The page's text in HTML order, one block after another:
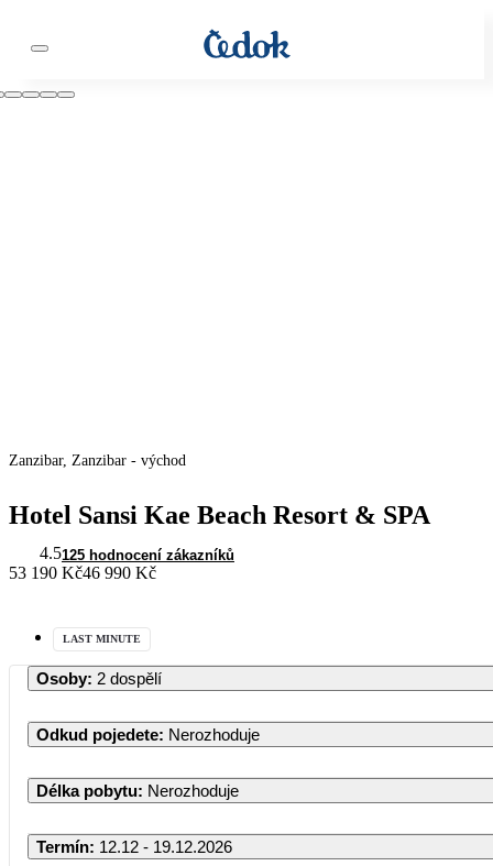
Zanzibar, Zanzibar - východ
Hotel Sansi Kae Beach Resort & SPA
4.5125 hodnocení zákazníků
53 190 Kč46 990 Kč
LAST MINUTE
Osoby: 2 dospělí
Odkud pojedete: Nerozhoduje
Délka pobytu: Nerozhoduje
Termín: 12.12 - 19.12.2026